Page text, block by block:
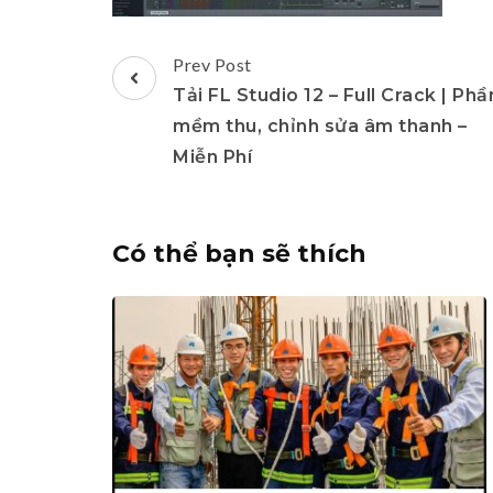
Post
Navigation
Prev Post
Tải FL Studio 12 – Full Crack |
mềm thu, chỉnh sửa âm thanh –
Miễn Phí
Có thể bạn sẽ thích